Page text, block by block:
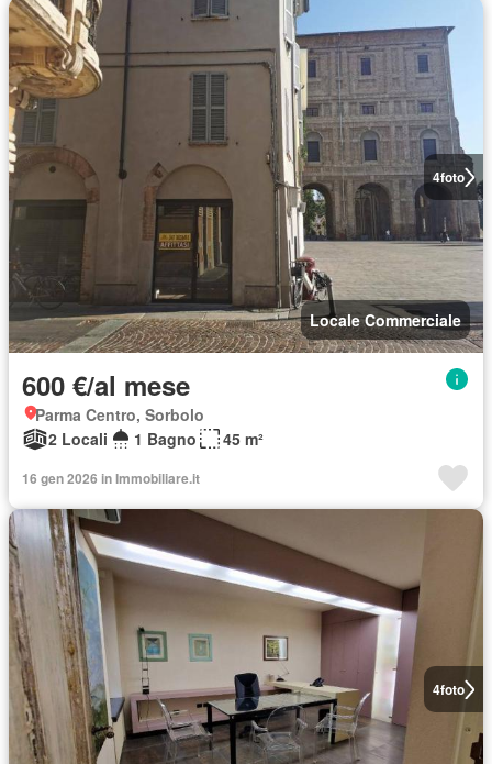
4foto
Locale Commerciale
600 €/al mese
Parma Centro, Sorbolo
2 Locali
1 Bagno 45 m²
16 gen 2026 in Immobiliare.it
4foto